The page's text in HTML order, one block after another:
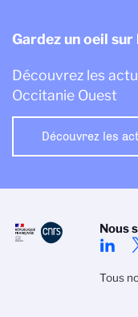
Gardez un oeil
Découvrez les
Occitanie Ouest
Découvrez les
Nous
Tous